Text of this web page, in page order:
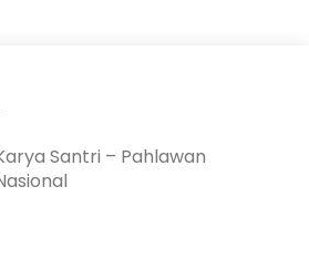
Santri – Pahlawan